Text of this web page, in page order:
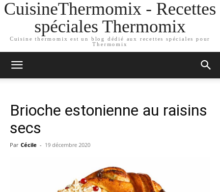
CuisineThermomix - Recettes
spéciales Thermomix
Cuisine thermomix est un blog dédié aux recettes spéciales pour
Thermomix
Brioche estonienne au raisins
secs
Par Cécile - 19 décembre 2020